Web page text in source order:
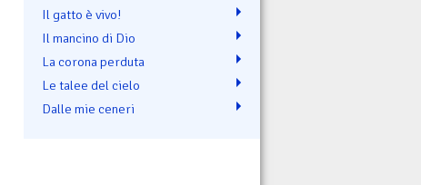
Il gatto è vivo!
Il mancino di Dio
La corona perduta
Le talee del cielo
Dalle mie ceneri